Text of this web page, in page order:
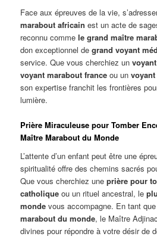
Face aux épreuves de la vie,
marabout africain est un acte de
reconnu commele grand maître
don exceptionnel degrand voyant
service. Que vous cherchiez un
voyant marabout france ou un
son expertise franchit les frontières
lumière.
Prière Miraculeuse pour Tomber
Maître Marabout du Monde
L’attente d’un enfant peut être une
spiritualité offre des chemins sacrés
Que vous cherchiez uneprière pour
catholique ou un rituel ancestral, le
monde vous accompagne. En tant
marabout du monde, le Maître
divines pour répondre à votre désir de